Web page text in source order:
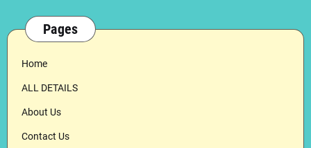
Pages
Home
ALL DETAILS
About Us
Contact Us